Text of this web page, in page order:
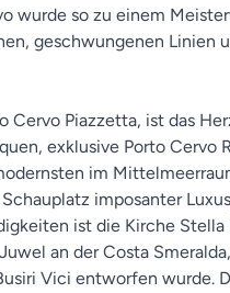
wurde so zu einem
geschwungenen Linien
Cervo Piazzetta, ist das
exklusive Porto Cervo
im
imposanter
ist die Kirche Stella
an der Costa
Vici entworfen wurde.